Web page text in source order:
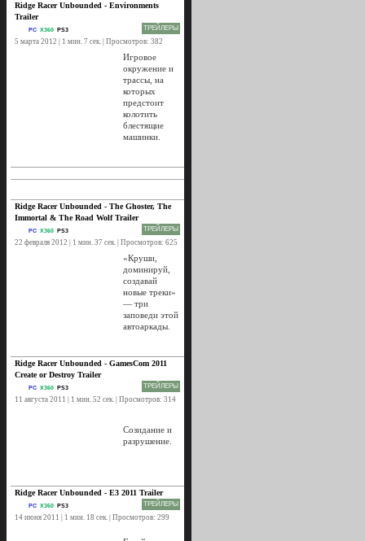
Ridge Racer Unbounded - Environments
Trailer
ТРЕЙЛЕРЫ
PC X360 PS3
5 марта 2012 | 1 мин. 7 сек. | Просмотров: 382
Игровое
окружение и
трассы, на
которых
предстоит
колотить
блестящие
машинки.
Ridge Racer Unbounded - The Ghoster, The
Immortal & The Road Wolf Trailer
ТРЕЙЛЕРЫ
PC X360 PS3
22 февраля 2012 | 1 мин. 37 сек. | Просмотров: 625
«Круши,
доминируй,
создавай
новые треки»
— три
заповеди этой
автоаркады.
Ridge Racer Unbounded - GamesCom 2011
Create or Destroy Trailer
ТРЕЙЛЕРЫ
PC X360 PS3
11 августа 2011 | 1 мин. 52 сек. | Просмотров: 314
Созидание и
разрушение.
Ridge Racer Unbounded - E3 2011 Trailer
ТРЕЙЛЕРЫ
PC X360 PS3
14 июня 2011 | 1 мин. 18 сек. | Просмотров: 299